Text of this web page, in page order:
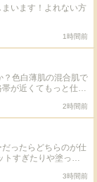
います！よれない方
1時間前
？色白薄肌の混合肌で
が近くてもっと仕上
2時間前
ったらどちらのが仕
トすぎたりや塗った
ない方がいいです。
3時間前